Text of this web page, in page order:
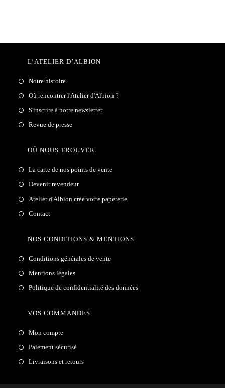
L’ATELIER D’ALBION
Notre histoire
Où rencontrer l'Atelier d'Albion ?
S'inscrire à notre newsletter
Revue de presse
OÙ NOUS TROUVER
La carte de nos points de vente
Devenir revendeur
Atelier d'Albion crée votre papeterie
Contact
NOS CONDITIONS & MENTIONS
Conditions générales de vente
Mentions légales
Politique de confidentialité des données
VOS COMMANDES
Mon compte
Paiement sécurisé
Livraisons et retours